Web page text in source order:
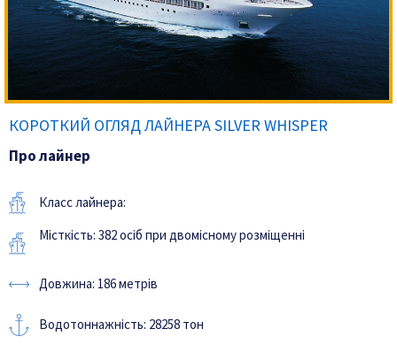
КОРОТКИЙ ОГЛЯД ЛАЙНЕРА SILVER WHISPER
Про лайнер
Класс лайнера:
Місткість: 382 осіб при двомісному розміщенні
Довжина: 186 метрів
Водотоннажність: 28258 тон